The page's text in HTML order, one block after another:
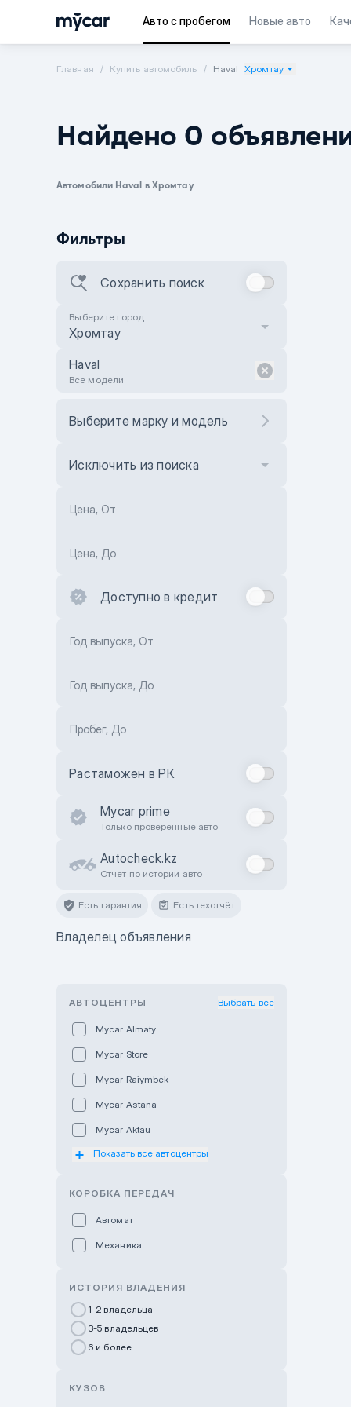
Авто с пробегом Новые авто
Главная Купить автомобиль Haval Хромтау
Найдено 0
Автомобили Haval в Хромтау
Фильтры
Сохранить поиск
Выберите город
Хромтау
Haval
Все модели
Выберите марку и модель
Исключить из поиска
Цена, От
Цена, До
Доступно в кредит
Год выпуска, От
Год выпуска, До
Пробег, До
Растаможен в РК
Mycar prime
Только проверенные авто
Autocheck.kz
Отчет по истории авто
Есть гарантия Есть техотчёт
Владелец объявления
АВТОЦЕНТРЫ Выбрать все
Mycar Almaty
Mycar Store
Mycar Raiymbek
Mycar Astana
Mycar Aktau
Mycar Uralsk
GWM Nurly Zhol
Chery Astana
Показать все автоцентры
КОРОБКА ПЕРЕДАЧ
Автомат
Механика
ИСТОРИЯ ВЛАДЕНИЯ
1-2 владельца
3-5 владельцев
6 и более
КУЗОВ